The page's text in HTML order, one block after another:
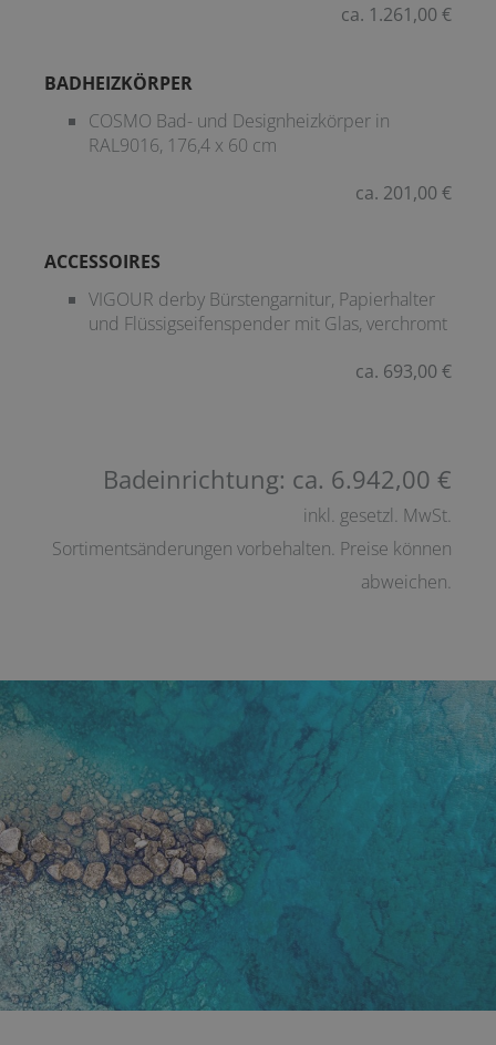
ca. 1.261,00 €
BADHEIZKÖRPER
COSMO Bad- und Designheizkörper in
RAL9016, 176,4 x 60 cm
ca. 201,00 €
ACCESSOIRES
VIGOUR derby Bürstengarnitur, Papierhalter
und Flüssigseifenspender mit Glas, verchromt
ca. 693,00 €
Badeinrichtung: ca. 6.942,00 €
inkl. gesetzl. MwSt.
Sortimentsänderungen vorbehalten. Preise können
abweichen.